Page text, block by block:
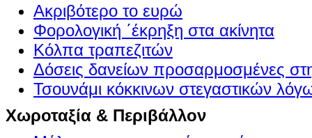
Ακριβότερο το ευρώ
Φορολογική ΄έκρηξη στα ακίνητα
Κόλπα τραπεζιτών
Δόσεις δανείων προσαρμοσμένες
Τσουνάμι κόκκινων στεγαστικών
Χωροταξία & Περιβάλλον